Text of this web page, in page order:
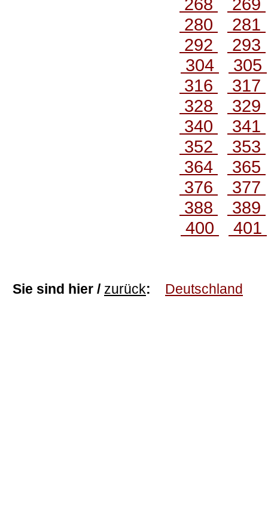
280
281
292
293
304
305
316
317
328
329
340
341
352
353
364
365
376
377
388
389
400
401
Sie sind hier / zurück: Deutschland